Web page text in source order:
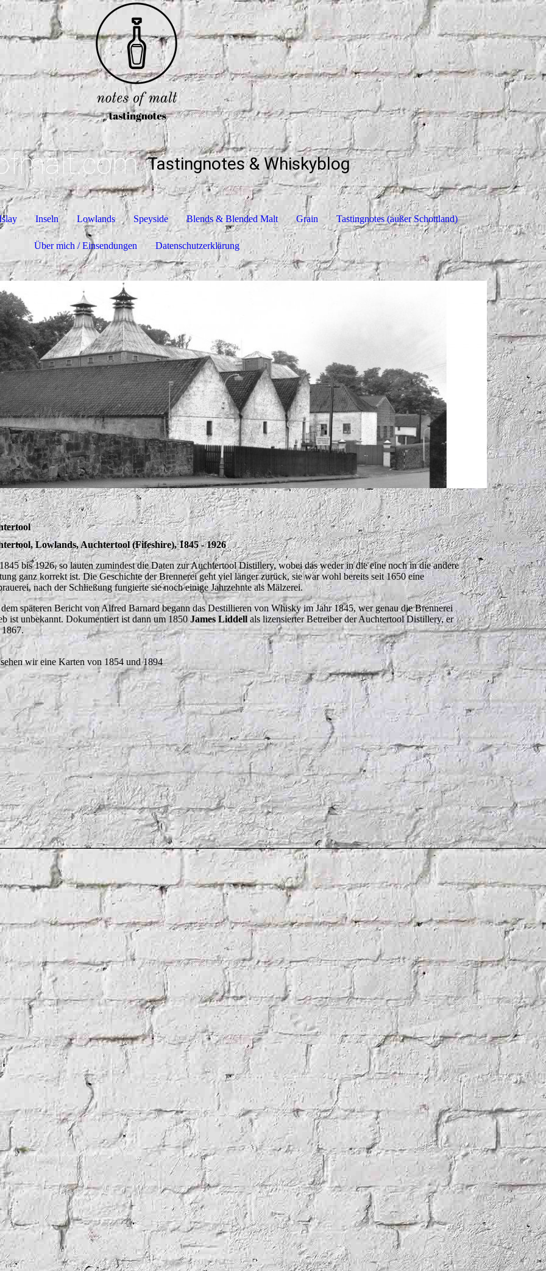
Tastingnotes & Whiskyblog
Inseln Lowlands Speyside Blends & Blended Malt Grain Tastingnotes (außer Schottland)
Über mich / Einsendungen Datenschutzerklärung
Lowlands, Auchtertool (Fifeshire), 1845 - 1926
bis 1926, so lauten zumindest die Daten zur Auchtertool Distillery, wobei das weder in die eine noch in die andere
ganz korrekt ist. Die Geschichte der Brennerei geht viel länger zurück, sie war wohl bereits seit 1650 eine
nach der Schließung fungierte sie noch einige Jahrzehnte als Mälzerei.
späteren Bericht von Alfred Barnard begann das Destillieren von Whisky im Jahr 1845, wer genau die Brennerei
ist unbekannt. Dokumentiert ist dann um 1850 James Liddell als lizensierter Betreiber der Auchtertool Distillery, er
1867.
wir eine Karten von 1854 und 1894
1854